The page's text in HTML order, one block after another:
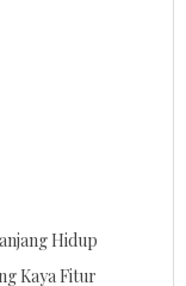
Hidup
Kaya Fitur